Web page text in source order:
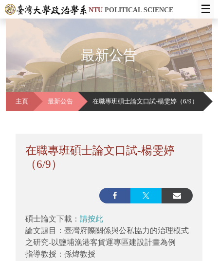
NTUPOLITICAL SCIENCE ☰
最新公告
主頁 最新公告 在職專班碩士論文口試-楊雯婷（6/9）
在職專班碩士論文口試-楊雯婷
（6/9）
碩士論文下載： 請按此
論文題目：臺灣府際關係與公私協力的治理模式
之研究-以鹽埔漁港客貨運專區建設計畫為例
指導教授：孫煒教授